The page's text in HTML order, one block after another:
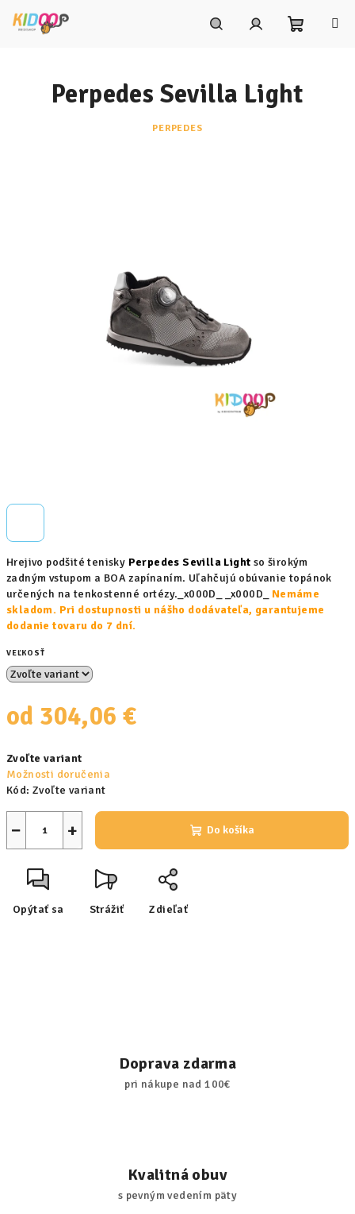
košík
Hrejivo podšité tenisky Perpedes Sevilla Light so širokým
zadným vstupom a BOA zapínaním. Uľahčujú obúvanie topánok
určených na tenkostenné ortézy._x000D_ _x000D_ Nemáme
skladom. Pri dostupnosti u nášho dodávateľa, garantujeme
dodanie tovaru do 7 dní.
VEĽKOSŤ
od 304,06 €
cena:
Zvoľte variant
Možnosti doručenia
Kód: Zvoľte variant
+
− Do košíka
Opýtať sa Strážiť Zdieľať
Perpedes Sevilla Light
PERPEDES
Doprava zdarma
pri nákupe nad 100€
Kvalitná obuv
s pevným vedením päty